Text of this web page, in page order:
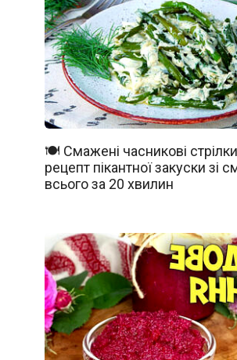
🍽️ Смажені часникові
рецепт пікантної закуски зі
всього за 20 хвилин